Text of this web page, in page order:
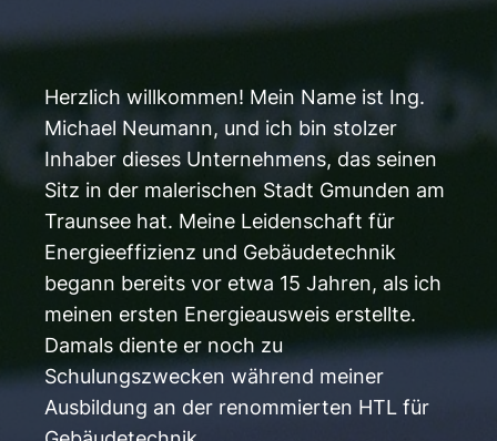
Herzlich willkommen! Mein Name ist Ing.
Michael Neumann, und ich bin stolzer
Inhaber dieses Unternehmens, das seinen
Sitz in der malerischen Stadt Gmunden am
Traunsee hat. Meine Leidenschaft für
Energieeffizienz und Gebäudetechnik
begann bereits vor etwa 15 Jahren, als ich
meinen ersten Energieausweis erstellte.
Damals diente er noch zu
Schulungszwecken während meiner
Ausbildung an der renommierten HTL für